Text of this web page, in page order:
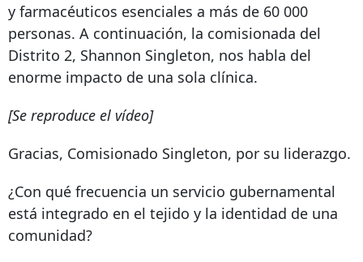
y farmacéuticos esenciales a más de 60 000
personas. A continuación, la comisionada del
Distrito 2, Shannon Singleton, nos habla del
enorme impacto de una sola clínica.
[Se reproduce el vídeo]
Gracias, Comisionado Singleton, por su liderazgo.
¿Con qué frecuencia un servicio gubernamental
está integrado en el tejido y la identidad de una
comunidad?